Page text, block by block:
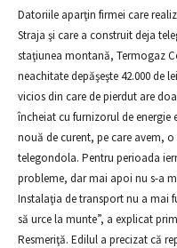
Datoriile aparţin firmei care
Straja şi care a construit deja
staţiunea montană, Termogaz
neachitate depăşeşte 42.000 de
vicios din care de pierdut are
încheiat cu furnizorul de energie
nouă de curent, pe care avem,
telegondola. Pentru perioada
probleme, dar mai apoi nu s-a
Instalaţia de transport nu a mai
să urce la munte”, a explicat
Resmeriţă. Edilul a precizat că